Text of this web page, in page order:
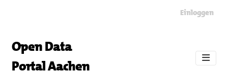
Einloggen
Open Data
Portal Aachen